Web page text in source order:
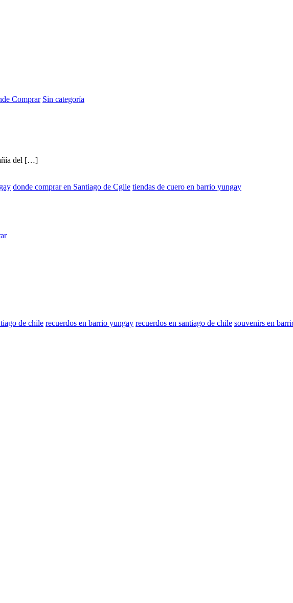
Comprar Sin categoría
del […]
donde comprar en Santiago de Cgile tiendas de cuero en barrio yungay
de chile recuerdos en barrio yungay recuerdos en santiago de chile souvenirs en